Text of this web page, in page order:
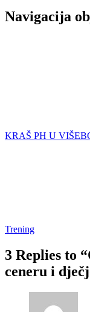
Navigacija
KRAŠ PH U
Trening
3 Replies to
ceneru i